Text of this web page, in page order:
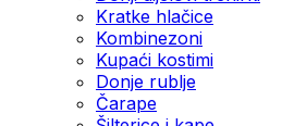
Kratke hlačice
Kombinezoni
Kupaći kostimi
Donje rublje
Čarape